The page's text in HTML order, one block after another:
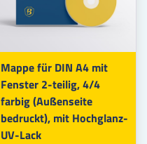
Mappe für DIN A4 mit
Fenster 2-teilig, 4/4
farbig (Außenseite
bedruckt), mit Hochglanz-
UV-Lack